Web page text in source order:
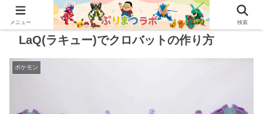
LaQ(ラキュー)でクロバットの作り方
ポケモン
メニュー 検索